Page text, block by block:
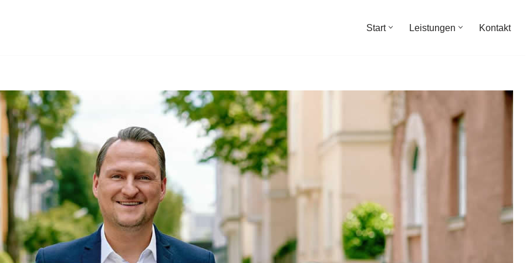
Start Leistungen Kontakt
Versicherungsmakler oder ✓Unabhängiger Finanzberater, Vermögensberatung, Unabhängige Finanz &
Finanzdienstleistungen: ✓Vermögensberatung, ✓Versicherungsmakler, ✓Unabhängiger Finanzberater,
in 82343 Pöcking, Ihr unabhängiger Finanz & Versicherungsmakler. Mit uns erreichen Sie Ihre Ziele ✉.